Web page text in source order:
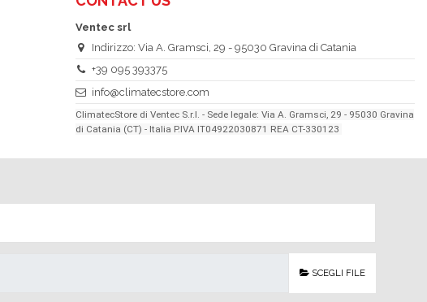
Ventec srl
Indirizzo: Via A. Gramsci, 29 - 95030 Gravina di Catania
+39 095 393375
info@climatecstore.com
ClimatecStore di Ventec S.r.l. - Sede legale: Via A. Gramsci, 29 - 95030 Gravina
di Catania (CT) - Italia P.IVA IT04922030871 REA CT-330123
SCEGLI FILE